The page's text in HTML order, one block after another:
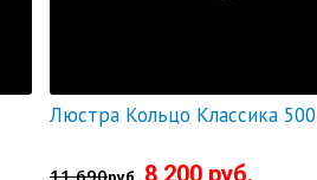
11 690 8 200 руб.